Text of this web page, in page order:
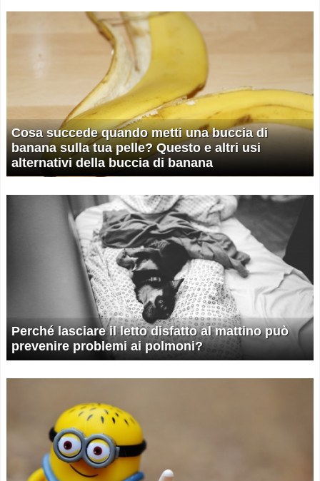
Cosa succede quando metti una buccia di
banana sulla tua pelle? Questo e altri usi
alternativi della buccia di banana
Perché lasciare il letto disfatto al mattino può
prevenire problemi ai polmoni?